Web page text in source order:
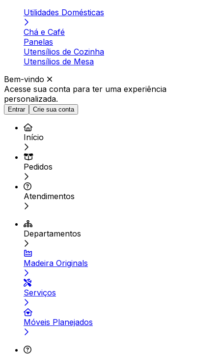
Utilidades Domésticas
Chá e Café
Panelas
Utensílios de Cozinha
Utensílios de Mesa
Bem-vindo
Acesse sua conta para ter uma experiência
personalizada.
Entrar Crie sua conta
Início
Pedidos
Atendimentos
Departamentos
Madeira Originals
Serviços
Móveis Planejados